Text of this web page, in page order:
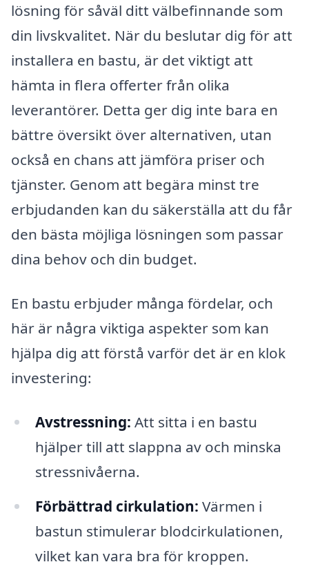
lösning för såväl ditt välbefinnande som
din livskvalitet. När du beslutar dig för att
installera en bastu, är det viktigt att
hämta in flera offerter från olika
leverantörer. Detta ger dig inte bara en
bättre översikt över alternativen, utan
också en chans att jämföra priser och
tjänster. Genom att begära minst tre
erbjudanden kan du säkerställa att du får
den bästa möjliga lösningen som passar
dina behov och din budget.
En bastu erbjuder många fördelar, och
här är några viktiga aspekter som kan
hjälpa dig att förstå varför det är en klok
investering:
Avstressning: Att sitta i en bastu
hjälper till att slappna av och minska
stressnivåerna.
Förbättrad cirkulation: Värmen i
bastun stimulerar blodcirkulationen,
vilket kan vara bra för kroppen.